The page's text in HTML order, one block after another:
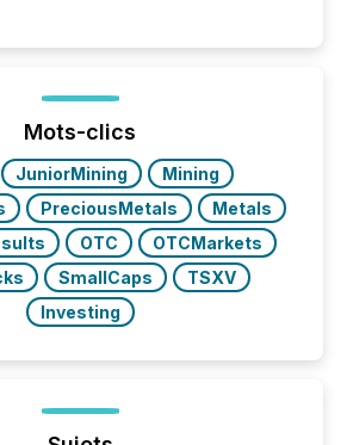
read a press release,
companies, extract key facts,...
Mots-clics
JuniorMining
Mining
PreciousMetals
Metals
OTC
OTCMarkets
SmallCaps
TSXV
Investing